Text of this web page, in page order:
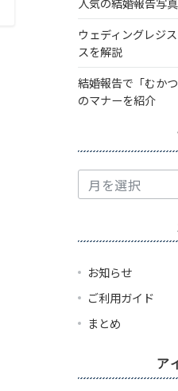
人気の結婚報告写
ウェディングレジ
スを解説
結婚報告で「むか
のマナーを紹介
ー
イ
お知らせ
ご利用ガイド
まとめ
ア